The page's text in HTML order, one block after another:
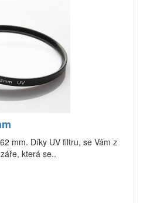
mm. Díky UV filtru, se Vám z
která se..